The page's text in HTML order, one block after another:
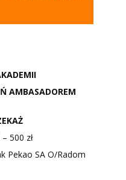
AMBASADOREM
500 zł
Pekao SA O/Radom